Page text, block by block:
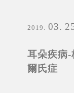
2019 03
耳朵疾病-
爾氏症